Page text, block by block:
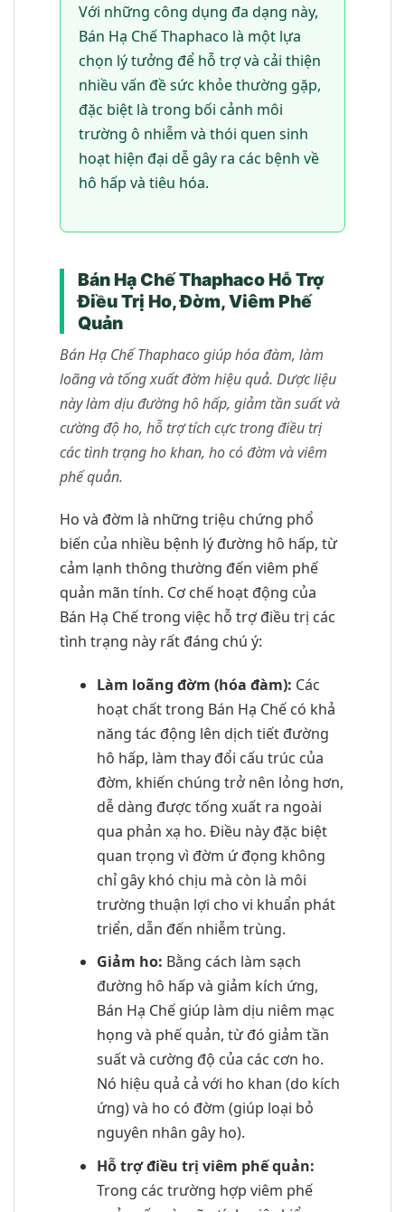
Với những công dụng đa dạng này,
Bán Hạ Chế Thaphaco là một lựa
chọn lý tưởng để hỗ trợ và cải thiện
nhiều vấn đề sức khỏe thường gặp,
đặc biệt là trong bối cảnh môi
trường ô nhiễm và thói quen sinh
hoạt hiện đại dễ gây ra các bệnh về
hô hấp và tiêu hóa.
Bán Hạ Chế Thaphaco Hỗ Trợ
Điều Trị Ho, Đờm, Viêm Phế
Quản
Bán Hạ Chế Thaphaco giúp hóa đàm, làm
loãng và tống xuất đờm hiệu quả. Dược liệu
này làm dịu đường hô hấp, giảm tần suất và
cường độ ho, hỗ trợ tích cực trong điều trị
các tình trạng ho khan, ho có đờm và viêm
phế quản.
Ho và đờm là những triệu chứng phổ
biến của nhiều bệnh lý đường hô hấp, từ
cảm lạnh thông thường đến viêm phế
quản mãn tính. Cơ chế hoạt động của
Bán Hạ Chế trong việc hỗ trợ điều trị các
tình trạng này rất đáng chú ý:
Làm loãng đờm (hóa đàm): Các
hoạt chất trong Bán Hạ Chế có khả
năng tác động lên dịch tiết đường
hô hấp, làm thay đổi cấu trúc của
đờm, khiến chúng trở nên lỏng hơn,
dễ dàng được tống xuất ra ngoài
qua phản xạ ho. Điều này đặc biệt
quan trọng vì đờm ứ đọng không
chỉ gây khó chịu mà còn là môi
trường thuận lợi cho vi khuẩn phát
triển, dẫn đến nhiễm trùng.
Giảm ho: Bằng cách làm sạch
đường hô hấp và giảm kích ứng,
Bán Hạ Chế giúp làm dịu niêm mạc
họng và phế quản, từ đó giảm tần
suất và cường độ của các cơn ho.
Nó hiệu quả cả với ho khan (do kích
ứng) và ho có đờm (giúp loại bỏ
nguyên nhân gây ho).
Hỗ trợ điều trị viêm phế quản:
Trong các trường hợp viêm phế